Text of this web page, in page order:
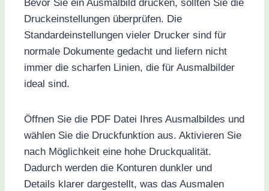
Bevor Sie ein Ausmalbild drucken, sollten Sie die
Druckeinstellungen überprüfen. Die
Standardeinstellungen vieler Drucker sind für
normale Dokumente gedacht und liefern nicht
immer die scharfen Linien, die für Ausmalbilder
ideal sind.
Öffnen Sie die PDF Datei Ihres Ausmalbildes und
wählen Sie die Druckfunktion aus. Aktivieren Sie
nach Möglichkeit eine hohe Druckqualität.
Dadurch werden die Konturen dunkler und
Details klarer dargestellt, was das Ausmalen